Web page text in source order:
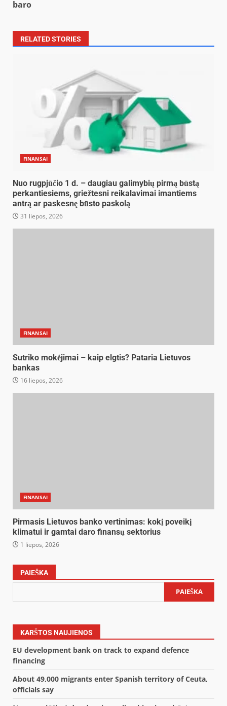
baro
RELATED STORIES
FINANSAI
Nuo rugpjūčio 1 d. – daugiau galimybių pirmą būstą
perkantiesiems, griežtesni reikalavimai imantiems
antrą ar paskesnę būsto paskolą
31 liepos, 2026
FINANSAI
Sutriko mokėjimai – kaip elgtis? Pataria Lietuvos
bankas
16 liepos, 2026
FINANSAI
Pirmasis Lietuvos banko vertinimas: kokį poveikį
klimatui ir gamtai daro finansų sektorius
1 liepos, 2026
PAIEŠKA
PAIEŠKA
KARŠTOS NAUJIENOS
EU development bank on track to expand defence
financing
About 49,000 migrants enter Spanish territory of Ceuta,
officials say